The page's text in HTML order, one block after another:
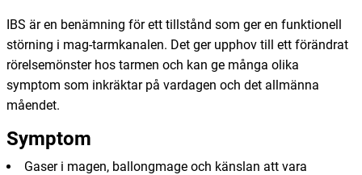
IBS är en benämning för ett tillstånd som ger en funktionell
störning i mag-tarmkanalen. Det ger upphov till ett förändrat
rörelsemönster hos tarmen och kan ge många olika
symptom som inkräktar på vardagen och det allmänna
måendet.
Symptom
Gaser i magen, ballongmage och känslan att vara